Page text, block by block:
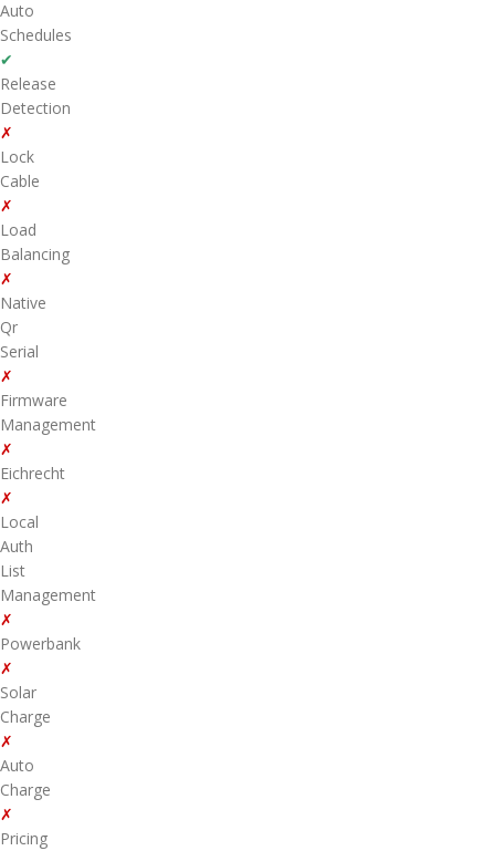
Auto
Schedules
✔
Release
Detection
✗
Lock
Cable
✗
Load
Balancing
✗
Native
Qr
Serial
✗
Firmware
Management
✗
Eichrecht
✗
Local
Auth
List
Management
✗
Powerbank
✗
Solar
Charge
✗
Auto
Charge
✗
Pricing